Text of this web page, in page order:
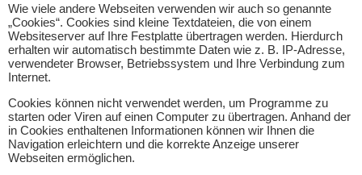
Wie viele andere Webseiten verwenden wir auch so genannte
„Cookies“. Cookies sind kleine Textdateien, die von einem
Websiteserver auf Ihre Festplatte übertragen werden. Hierdurch
erhalten wir automatisch bestimmte Daten wie z. B. IP-Adresse,
verwendeter Browser, Betriebssystem und Ihre Verbindung zum
Internet.
Cookies können nicht verwendet werden, um Programme zu
starten oder Viren auf einen Computer zu übertragen. Anhand der
in Cookies enthaltenen Informationen können wir Ihnen die
Navigation erleichtern und die korrekte Anzeige unserer
Webseiten ermöglichen.